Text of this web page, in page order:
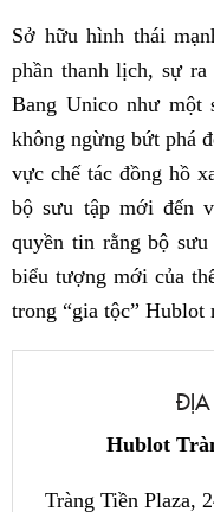
Sở hữu hình thái
phần thanh lịch, sự
Bang Unico như một
không ngừng bứt phá
vực chế tác đồng hồ
bộ sưu tập mới đến
quyền tin rằng bộ
biểu tượng mới của
trong “gia tộc” Hublot
ĐỊA
Hublot
Tràng Tiền Plaza,